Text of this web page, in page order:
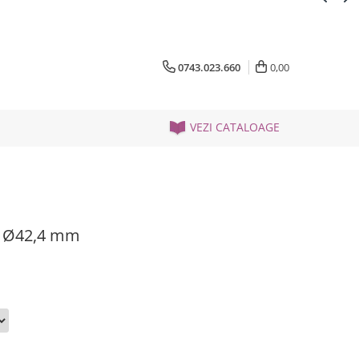
0743.023.660 0,00
VEZI CATALOAGE
mm